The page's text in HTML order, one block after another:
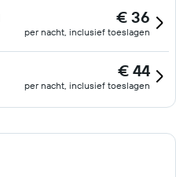
€ 36
per nacht, inclusief toeslagen
€ 44
per nacht, inclusief toeslagen